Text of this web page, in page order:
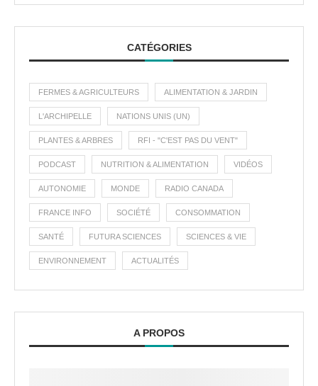
CATÉGORIES
FERMES & AGRICULTEURS ALIMENTATION & JARDIN
L'ARCHIPELLE NATIONS UNIS (UN)
PLANTES & ARBRES RFI - "C'EST PAS DU VENT"
PODCAST NUTRITION & ALIMENTATION VIDÉOS
AUTONOMIE MONDE RADIO CANADA
FRANCE INFO SOCIÉTÉ CONSOMMATION
SANTÉ FUTURA SCIENCES SCIENCES & VIE
ENVIRONNEMENT ACTUALITÉS
A PROPOS